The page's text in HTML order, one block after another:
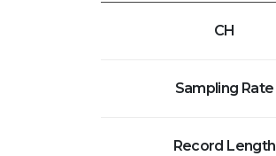
CH
Sampling Rate
Record Length